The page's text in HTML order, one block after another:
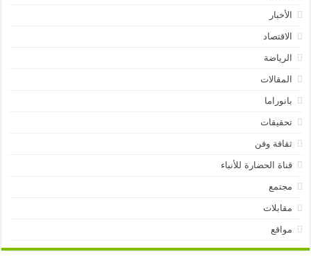
الأخبار
الاقتصاد
الرياضة
المقالات
بانوراما
تحقيقات
ثقافة وفن
قناة الحضارة للأنباء
مجتمع
مقابلات
مواقع